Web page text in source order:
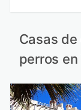
Casas
perros